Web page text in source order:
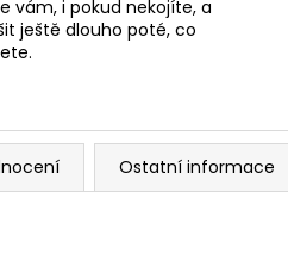
vám, i pokud nekojíte, a
ještě dlouho poté, co
Ostatní informace